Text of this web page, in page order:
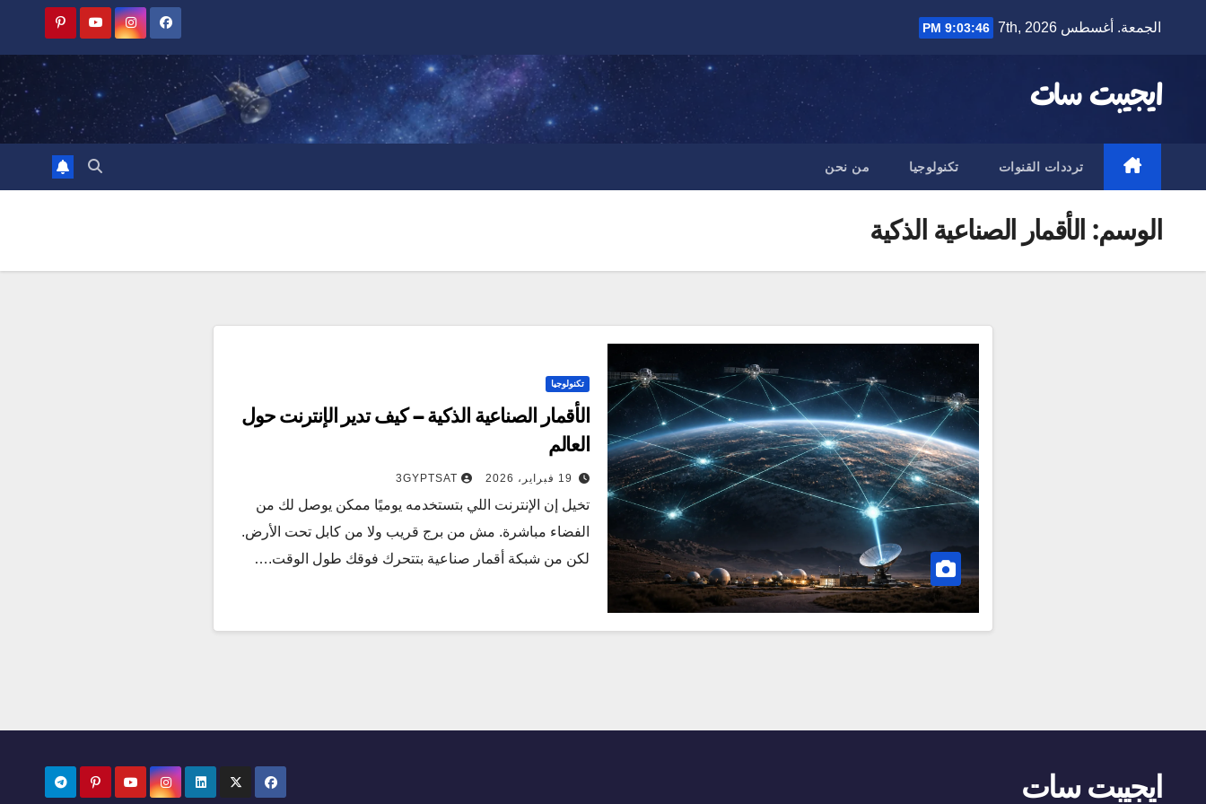
الجمعة. أغسطس 7th, 2026 9:03:46 PM
ايجيبت سات
ترددات القنوات تكنولوجيا من نحن
الوسم: الأقمار الصناعية الذكية
تكنولوجيا
الأقمار الصناعية الذكية – كيف تدير الإنترنت حول
العالم
19 فبراير، 2026 3GYPTSAT
تخيل إن الإنترنت اللي بتستخدمه يوميًا ممكن يوصل لك من
الفضاء مباشرة. مش من برج قريب ولا من كابل تحت الأرض.
لكن من شبكة أقمار صناعية بتتحرك فوقك طول الوقت.…
ايجيبت سات